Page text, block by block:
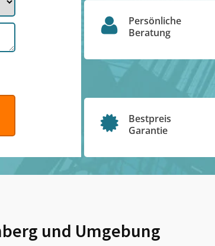
Persönliche
Beratung
Bestpreis
Garantie
und Umgebung